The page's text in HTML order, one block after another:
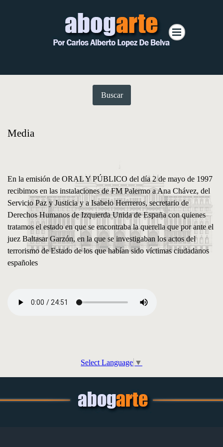
Buscar
Media
En la emisión de ORAL Y PÚBLICO del día 2 de mayo de 1997
recibimos en las instalaciones de FM Palermo a Ana Chávez, del
Servicio Paz y Justicia y a Isabelo Herrreros, secretario de
Derechos Humanos de Izquierda Unida de España con quienes
tratamos el estado en que se encontraba la querella que por ante el
juez Baltasar Garzón, en la que se investigaban los actos del
terrorismo de Estado de los que habían sido víctimas ciudadanos
españoles
Select Language ▼